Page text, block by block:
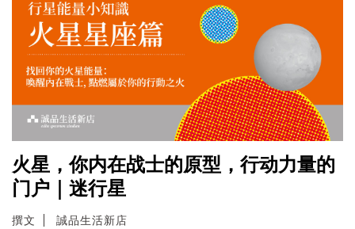
火星，你内在战士的原型，行动力量的
门户｜迷行星
撰文 誠品生活新店